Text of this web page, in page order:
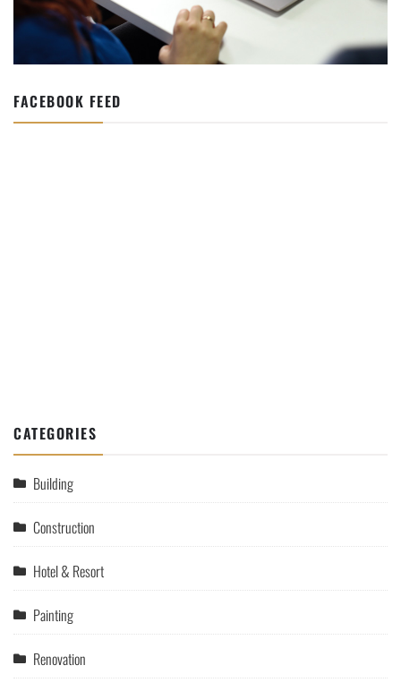
FACEBOOK FEED
CATEGORIES
Building
Construction
Hotel & Resort
Painting
Renovation